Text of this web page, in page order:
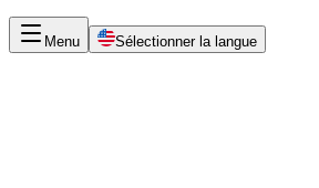
Menu Sélectionner la langue